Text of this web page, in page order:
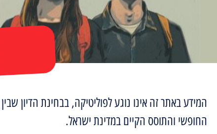
המידע באתר זה אינו נוגע לפוליטיקה, בבחינת הדיון
החופשי והתוסס הקיים במדינת ישראל.